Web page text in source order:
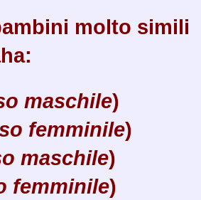
molto simili
maschile)
femminile)
maschile)
femminile)